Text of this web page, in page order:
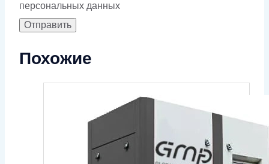
персональных данных
Похожие